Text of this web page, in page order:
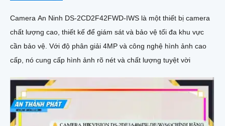
Camera An Ninh DS-2CD2F42FWD-IWS là một thiết bị camera
chất lượng cao, thiết kế để giám sát và bảo vệ tối đa khu vực
cần bảo vệ. Với độ phân giải 4MP và công nghệ hình ảnh cao
cấp, nó cung cấp hình ảnh rõ nét và chất lượng tuyệt vời